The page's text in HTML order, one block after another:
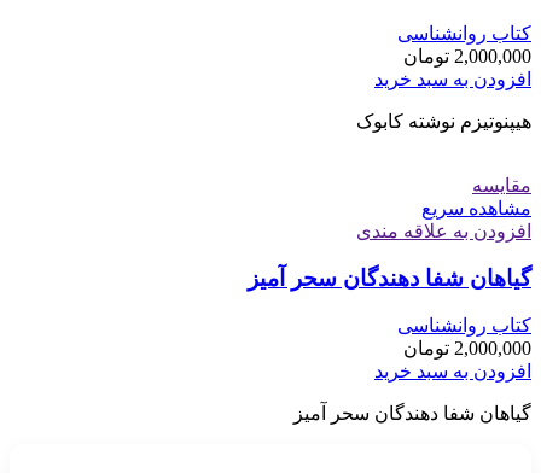
کتاب روانشناسی
2,000,000 تومان
افزودن به سبد خرید
هیپنوتیزم نوشته کابوک
مقایسه
مشاهده سریع
افزودن به علاقه مندی
گیاهان شفا دهندگان سحر آمیز
کتاب روانشناسی
2,000,000 تومان
افزودن به سبد خرید
گیاهان شفا دهندگان سحر آمیز